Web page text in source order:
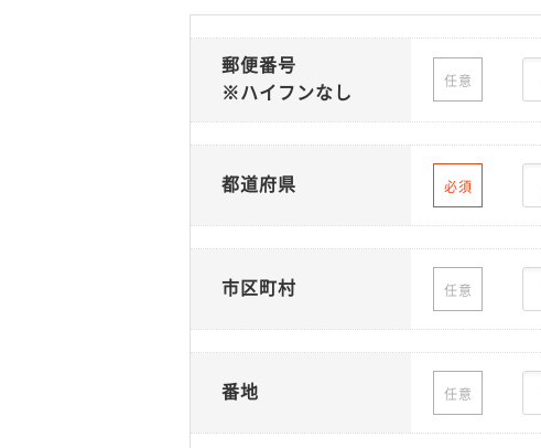
郵便番号
※ハイフンなし
任意
都道府県 必須
市区町村 任意
番地 任意